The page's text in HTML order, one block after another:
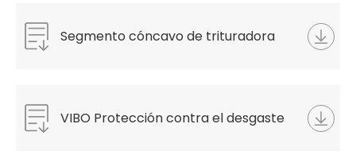
Segmento cóncavo de trituradora
VIBO Protección contra el desgaste